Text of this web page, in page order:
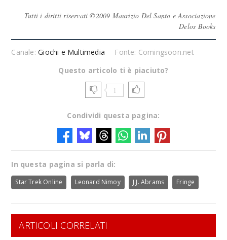
Tutti i diritti riservati ©2009 Maurizio Del Santo e Associazione
Delos Books
Canale:Giochi e Multimedia
Fonte: Comingsoon.net
Questo articolo ti è piaciuto?
1
Condividi questa pagina:
In questa pagina si parla di:
Star Trek Online Leonard Nimoy J.J. Abrams Fringe
ARTICOLI CORRELATI